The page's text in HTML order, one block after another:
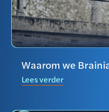
Waarom we
Lees verder